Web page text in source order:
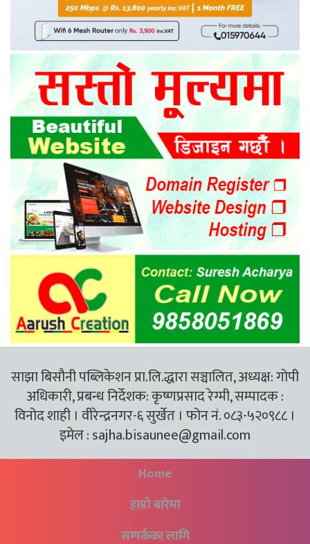
साझा बिसौनी पब्लिकेशन प्रा.लि.द्धारा सञ्चालित, अध्यक्ष: गोपी
अधिकारी, प्रबन्ध निर्देशक: कृष्णप्रसाद रेग्मी, सम्पादक :
विनोद शाही । वीरेन्द्रनगर-६ सुर्खेत । फोन नं. ०८३-५२०९८८ ।
इमेल :sajha.bisaunee@gmail.com
Home
हाम्रो बारेमा
सम्पर्कका लागि